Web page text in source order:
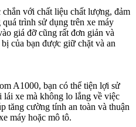
với chất liệu chất lượng, đảm
trình sử dụng trên xe máy
giá đỡ cũng rất đơn giản và
của bạn được giữ chặt và an
A1000, bạn có thể tiện lợi sử
xe mà không lo lắng về việc
tăng cường tính an toàn và thuận
máy hoặc mô tô.